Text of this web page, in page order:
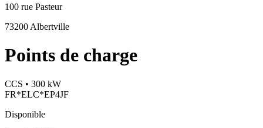
100 rue Pasteur
73200 Albertville
Points de charge
CCS • 300 kW
FR*ELC*EP4JF
Disponible